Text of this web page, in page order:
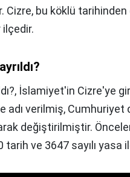
Cizre, bu köklü
ilçedir.
İslamiyet'in Cizre'ye
adı verilmiş,
değiştirilmiştir.
ve 3647 sayılı yasa